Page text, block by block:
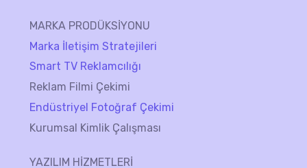
MARKA PRODÜKSİYONU
Marka İletişim Stratejileri
Smart TV Reklamcılığı
Reklam Filmi Çekimi
Endüstriyel Fotoğraf Çekimi
Kurumsal Kimlik Çalışması
YAZILIM HİZMETLERİ